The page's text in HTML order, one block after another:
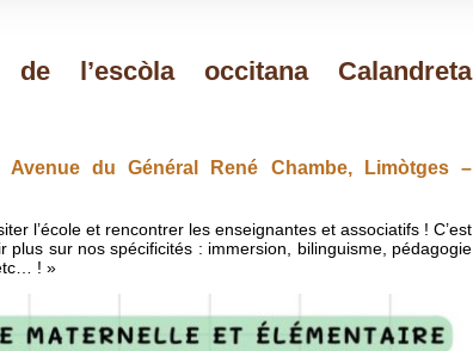
de l’escòla occitana Calandreta
Avenue du Général René Chambe, Limòtges –
l’école et rencontrer les enseignantes et associatifs ! C’est
plus sur nos spécificités : immersion, bilinguisme, pédagogie
! »